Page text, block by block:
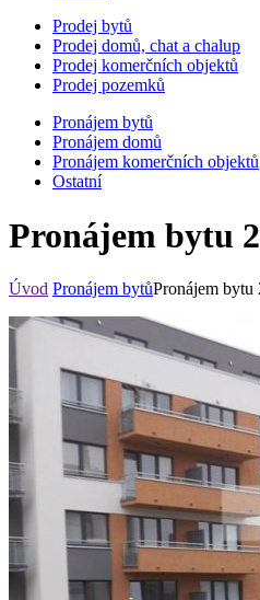
Prodej bytů
Prodej domů, chat a chalup
Prodej komerčních objektů
Prodej pozemků
Pronájem bytů
Pronájem domů
Pronájem komerčních objektů
Ostatní
Pronájem bytu
Úvod Pronájem bytůPronájem